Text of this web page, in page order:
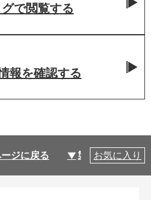
で閲覧する
報を確認する
ジに戻る 製品仕様
お気に入り